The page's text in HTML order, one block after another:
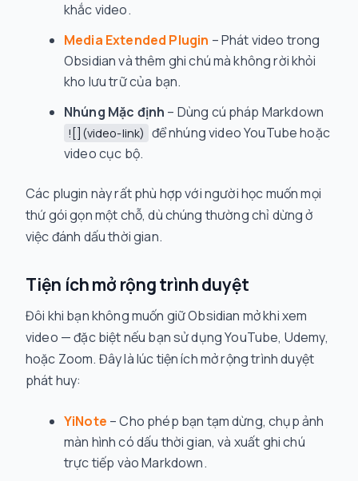
khắc video.
Media Extended Plugin – Phát video trong
Obsidian và thêm ghi chú mà không rời khỏi
kho lưu trữ của bạn.
Nhúng Mặc định – Dùng cú pháp Markdown
![](video-link) để nhúng video YouTube hoặc
video cục bộ.
Các plugin này rất phù hợp với người học muốn mọi
thứ gói gọn một chỗ, dù chúng thường chỉ dừng ở
việc đánh dấu thời gian.
Tiện ích mở rộng trình duyệt
Đôi khi bạn không muốn giữ Obsidian mở khi xem
video — đặc biệt nếu bạn sử dụng YouTube, Udemy,
hoặc Zoom. Đây là lúc tiện ích mở rộng trình duyệt
phát huy:
YiNote – Cho phép bạn tạm dừng, chụp ảnh
màn hình có dấu thời gian, và xuất ghi chú
trực tiếp vào Markdown.